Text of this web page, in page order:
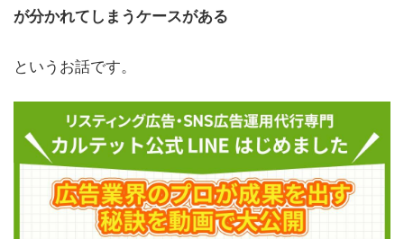
が分かれてしまうケースがある
というお話です。